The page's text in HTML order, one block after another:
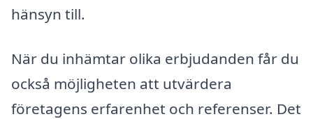
hänsyn till.
När du inhämtar olika erbjudanden får du
också möjligheten att utvärdera
företagens erfarenhet och referenser. Det